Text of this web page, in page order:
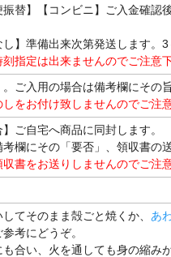
振替】【コンビニ】ご入金確
し】準備出来次第発送します。
指定は出来ませんのでご注意
。ご入用の場合は備考欄にその
しをお付け致しませんのでご注
】ご自宅へ商品に同封します。
考欄にその「要否」、領収書
収書をお送りしませんのでご注
てそのまま殻ごと焼くか、 あ
参考にどうぞ。
も合い、火を通しても身の縮